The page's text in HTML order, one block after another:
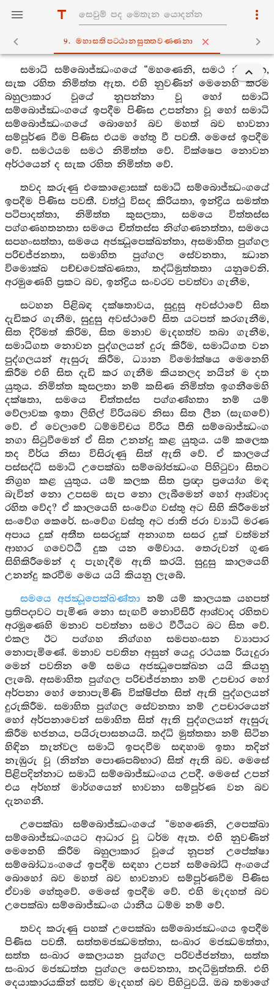
9. මහාසතිපට‍්ඨානසුත‍්තවණ‍්ණනා
සමාධි සම්බොජ්ඣංගයේ “මහණෙනි, සමථ නිමිත්ත,
සැක රහිත නිමිත්ත ඇත. එහි නුවණින් මෙනෙහි කිරිම
බහුලාකාර වූයේ නූපන්නා වූ හෝ සමාධි
සම්බොජ්ඣංගයේ ඉපදීම පිණිස උපන්නා වූ හෝ සමාධි
සම්බොජ්ඣංගයේ බොහෝ බව මහත් බව භාවනා
සම්පූර්ණ වීම පිණිස එයම හේතු වී පවතී. මෙසේ ඉපදීම
වේ. සමථයම සමථ නිමිත්ත වේ. වික්ෂෙප නොවන
අර්ථයෙන් ද සැක රහිත නිමිත්ත වේ.
තවද කරුණු එකොළොසක් සමාධි සම්බොජ්ඣංගයේ
ඉපදීම පිණිස පවතී. වත්ථු විසද කිරියතා, ඉන්ද්‍රිය සමත්ත
පටිපාදත්තා, නිමිත්ත කුසලතා, සමයෙ විත්තස්ස
පග්ගණහතනතා සමයෙ චිත්තස්ස නිග්ගණනත්තා, සමයෙ
සපහංසත්තා, සමයෙ අජඣූපෙක්ඛන්තා, අසමාහිත පුග්ගල
පරිචජ්ජනතා, සමාහිත පුග්ගල සේවනතා, ඣාන
විමොක්ඛ පච්චවෙක්ඛණතා, තද්ධිමුත්තතා යනුවෙනි.
අරමුණෙහි ප්‍රකට බව, ඉන්ද්‍රිය සංවරව පවත්වා ගැනීම,
සටහන පිළිබඳ දක්ෂතාවය, සුදුසු අවස්ථාවේ සිත
දැඩිකර ගැනීම, සුදුසු අවස්ථාවේ සිත යටපත් කරගැනීම,
සිත දිරිමත් කිරිම, සිත මනාව මැදහත්ව තබා ගැනීම,
සමාධිගත නොවන පුද්ගලයන් දුරු කිරීම, සමාධිගත වන
පුද්ගලයන් ඇසුරු කිරීම, ධ්‍යාන විමෝක්ෂය මෙනෙහි
කිරීම එහි සිත දැඩි කර ගැනීම කියනලද නයින් ම දත
යුතුය. නිමිත්ත කුසලතා නම් කසිණ නිමිත්ත ඉගනීමෙහි
දක්ෂතා, සමයෙ චිත්තස්ස පග්ගණ්හතා නම් යම්
වේලාවක ඉතා ලිහිල් විරියබව නිසා සිත ලීන (සැඟවේ)
වේ. ඒ වෙලාවේ ධම්මවිචය විරිය පීති සම්බොජ්ඣංග
නගා සිටුවීමෙන් ඒ සිත උනන්දු කළ යුතුය. යම් කලෙක
තද වීර්ය නිසා විසිරුණු සිත් ඇති වේ. ඒ කාලයේ
පස්සද්ධි සමාධි උපෙක්ඛා සම්බෝජඣංග පිහිටුවා සිතට
නිග්‍රහ කළ යුතුය. යම් කලක සිත ප්‍රඥා ප්‍රයෝග මඳ
බැවින් නො උපසම සැප නො ලැබීමෙන් හෝ ආශ්වාද
රහිත වේද? ඒ කාලයෙහි සංවේග වස්තු අට සිහි කිරීමෙන්
සංවේග කෙරේ. සංවේග වස්තු අට ජාති ජරා ව්‍යාධි මරණ
අපාය දුක් අතීත සසරදුක් අනාගත සසර දුක් වත්මන්
ආහාර ගවෙට්ඨි දුක යන මේවාය. තෙරුවන් ගුණ
සිහිකිරීමෙන් ද පැහැදීම ඇති කරයි. සුදුසු කාලයෙහි
උනන්දු කරවීම මෙය යයි කියනු ලැබේ.
සමයෙ අජඣූපෙක්ඛණ්තා නම් යම් කාලයක යහපත්
ප්‍රතිපදාවට පැමිණ නො සැඟවී නොවිසිරී ආශ්වාද රහිතව
අරමුණෙහි මනාව පවත්නා සමථ වීථියට බට සිත වේ.
එකල ඊට පග්ගහ නිග්ගහ සමපහංසන ව්‍යාපාර
නොපැමිණේ. මනාව පවතින අසුන් යෙදූ රථයක රියැදුරා
මෙන් පවතින මේ සමය අජඣූපෙක්ඛන යයි කියනු
ලැබේ. අසමාහිත පුග්ගල පරිචජ්ජනතා නම් උපචාර හෝ
අර්පනා හෝ නොපැමිණි වික්ෂිප්ත සිත් ඇති පුද්ගලයන්
දුරුකිරීම. සමාහිත පුග්ගල සේවනතා නම් උපචාරයෙන්
හෝ අර්පනාවෙන් සමාහිත සිත් ඇති පුද්ගලයන් ඇසුරු
කිරීම භජනය, පයිරුපාසනයයි. තද්ධි මුත්තතා නම් සිටින
හිඳින තැන්වල සමාධි ඉපදවීම සඳහාම ඉතා තදින්
නැඹුරු වූ (නින්න පොණපබ්භාර) සිත් ඇති බව. මෙසේ
පිළිපදින්නාට සමාධි සම්බොජ්ඣංගය උපදී. මෙසේ උපන්
එය අර්හත් මාර්ගයෙන් භාවනා සම්පූර්ණ වන බව
දැනගනී.
උපෙක්ඛා සම්බොජ්ඣංගයේ “මහණෙනි, උපෙක්ඛා
සම්බොජ්ඣංගයට ආධාර වූ ධර්ම ඇත. එහි නුවණින්
මෙනෙහි කිරීම බහුලාකාර වූයේ නූපන් උපේක්ෂා
සම්බෝධ්‍යංගයේ ඉපදීම සඳහා උපන් සම්බෝධි අංගයේ
බොහෝ බව මහත් බව භාවනාව සම්පූර්ණවීම පිණිස
ඒවාම හේතුවේ. මෙසේ ඉපදීම වේ. එහි මැදහත් බව
උපෙක්ඛා සම්බොජ්ඣංග ඨානීය ධම්ම නම් වේ.
තවද කරුණු පහක් උපෙක්ඛා සම්බොජඣංගය ඉපදීම
පිණිස පවතී. සත්තමජඣමත්තා, සංඛාර මජඣමත්තා,
සත්ත සංඛාර කෙලායන පුග්ගල පරිවජ්ජන්තා, සත්ත
සංඛාර මජඣත්ත පුග්ගල සෙවනතා, තදධිමුත්තති. එහි
දෙයාකාරයකින් සත්ව මැදහත් බව පිහිටුවයි. ඔබ තමාගේ